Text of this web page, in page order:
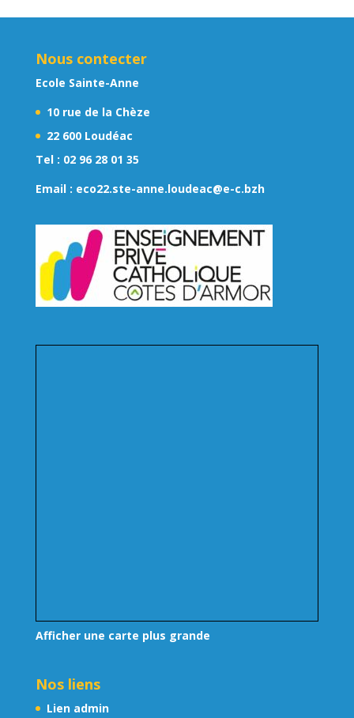
Nous contecter
Ecole Sainte-Anne
10 rue de la Chèze
22 600 Loudéac
Tel : 02 96 28 01 35
Email : eco22.ste-anne.loudeac@e-c.bzh
Afficher une carte plus grande
Nos liens
Lien admin